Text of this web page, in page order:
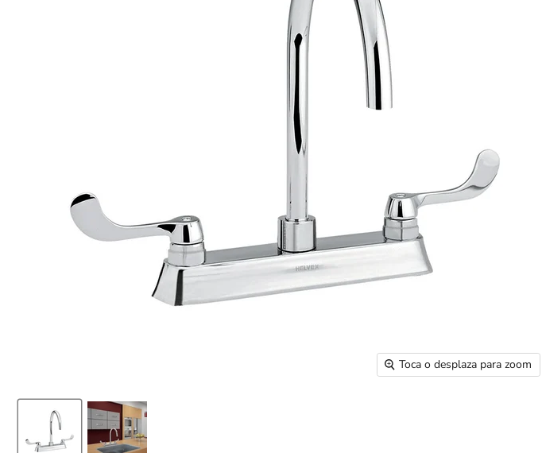
Toca o desplaza para zoom